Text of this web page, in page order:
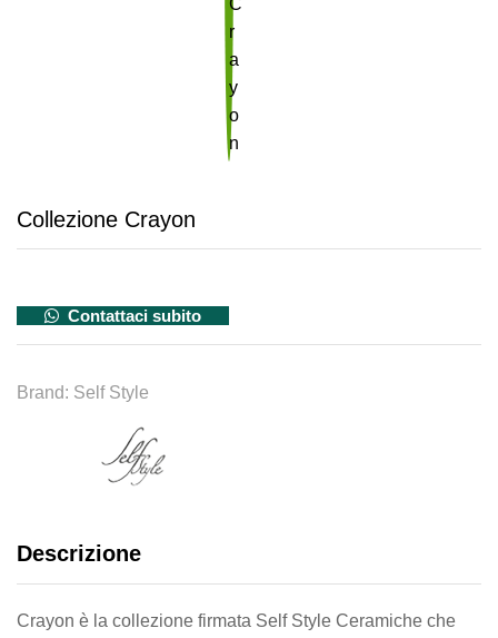
Collezione Crayon
Contattaci subito
Brand: Self Style
Descrizione
Crayon è la collezione firmata Self Style Ceramiche che